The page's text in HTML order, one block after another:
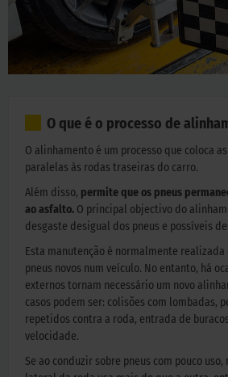
O que é o processo de
O alinhamento é um processo que coloca
paralelas às rodas traseiras do carro.
Além disso, permite que os pneus
ao asfalto. O principal objectivo do
desgaste desigual dos pneus e possíveis
Esta manutenção é normalmente
pneus novos num veículo. No entanto, há
externos tornam necessário um novo
casos podem ser: colisões com lombadas,
repetidos contra a roda, entrada de
velocidade.
Se ao conduzir sobre pneus com pouco